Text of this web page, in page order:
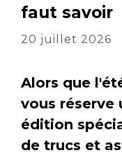
faut savoir
20 juillet 2026
Alors que
vous réserve
édition
de trucs et